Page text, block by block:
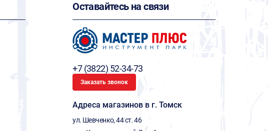
Оставайтесь на связи
+7 (3822) 52-34-73
Заказать звонок
Адреса магазинов в г. Томск
ул. Шевченко, 44 ст. 46